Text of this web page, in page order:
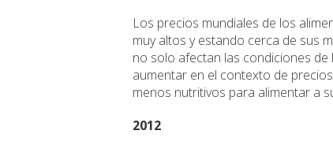
Los precios mundiales de los
muy altos y estando cerca de sus
no solo afectan las condiciones
aumentar en el contexto de
menos nutritivos para alimentar a
2012